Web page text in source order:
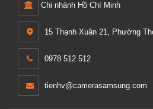
Chi nhánh Hồ Chí Minh
15 Thạnh Xuân 21, Phường
0978 512 512
tienhv@camerasamsung.com